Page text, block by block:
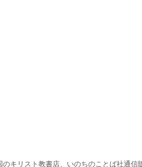
キリスト教書店、いのちのことば社通信販